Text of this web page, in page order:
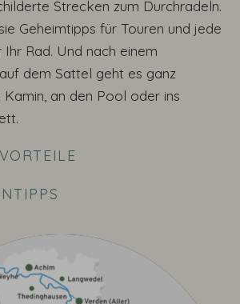
Strecken zum Durchradeln.
Geheimtipps für Touren und jede
Rad. Und nach einem
dem Sattel geht es ganz
an den Pool oder ins